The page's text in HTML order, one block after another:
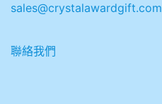
sales@crystalawardgift.com
聯絡我們